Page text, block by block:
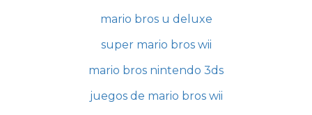
mario bros u deluxe
super mario bros wii
mario bros nintendo 3ds
juegos de mario bros wii